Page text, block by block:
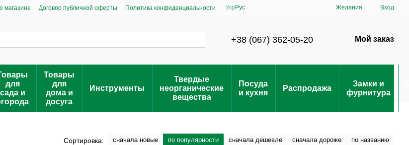
магазине Договор публичной оферты Политика конфиденциальности Укр Рус Желания Вход
+38 (067) 362-05-20 Мой заказ
для
сада и
Товары
для
дома и
досуга
Инструменты
Твердые
неорганические
вещества
Посуда
и кухня
Распродажа
Замки и
фурнитура
Сортировка: сначала новые по популярности сначала дешевле сначала дороже по названию